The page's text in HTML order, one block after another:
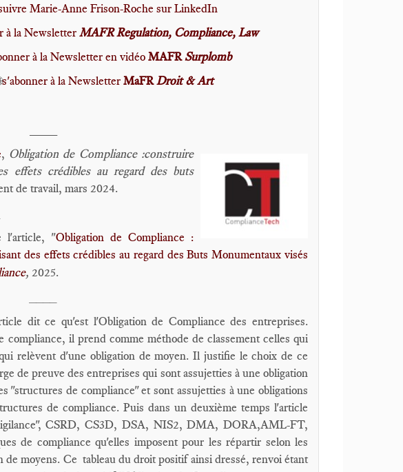
Marie-Anne Frison-Roche sur LinkedIn
à la Newsletter MAFR Regulation, Compliance, Law
à la Newsletter en vidéo MAFRSurplomb
s'abonner à la Newsletter MaFRDroit & Art
, Obligation de Compliance :construire
effets crédibles au regard des buts
de travail, mars 2024.
l'article, "Obligation de Compliance :
des effets crédibles au regard des Buts Monumentaux visés
, 2025.
dit ce qu'est l'Obligation de Compliance des entreprises.
compliance, il prend comme méthode de classement celles qui
relèvent d'une obligation de moyen. Il justifie le choix de ce
de preuve des entreprises qui sont assujetties à une obligation
"structures de compliance" et sont assujetties à une obligations
de compliance. Puis dans un deuxième temps l'article
CSRD, CS3D, DSA, NIS2, DMA, DORA,AML-FT,
de compliance qu'elles imposent pour les répartir selon les
de moyens. Ce tableau du droit positif ainsi dressé, renvoi étant